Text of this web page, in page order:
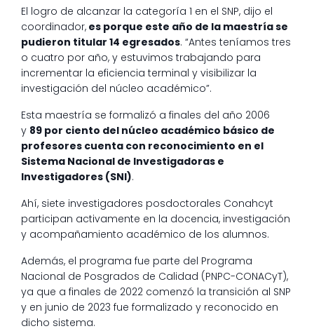
El logro de alcanzar la categoría 1 en el SNP, dijo el
coordinador, es porque este año de la maestría se
pudieron titular 14 egresados. “Antes teníamos tres
o cuatro por año, y estuvimos trabajando para
incrementar la eficiencia terminal y visibilizar la
investigación del núcleo académico”.
Esta maestría se formalizó a finales del año 2006
y 89 por ciento del núcleo académico básico de
profesores cuenta con reconocimiento en el
Sistema Nacional de Investigadoras e
Investigadores (SNI).
Ahí, siete investigadores posdoctorales Conahcyt
participan activamente en la docencia, investigación
y acompañamiento académico de los alumnos.
Además, el programa fue parte del Programa
Nacional de Posgrados de Calidad (PNPC-CONACyT),
ya que a finales de 2022 comenzó la transición al SNP
y en junio de 2023 fue formalizado y reconocido en
dicho sistema.